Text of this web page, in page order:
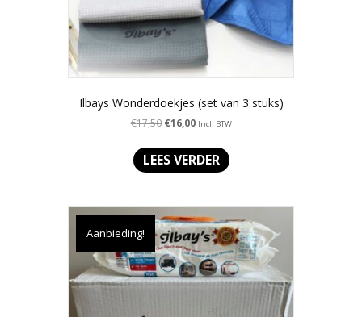
Ilbays Wonderdoekjes (set van 3 stuks)
€17,50 Oorspronkelijke
was:
€17,50.
€16,00Huidige
is:
€16,00.
Incl. BTW
LEES VERDER
Aanbieding!